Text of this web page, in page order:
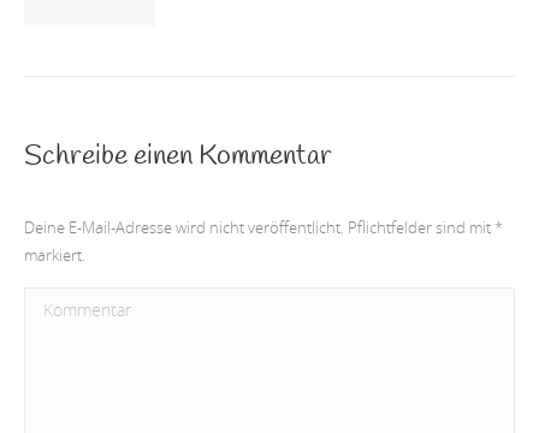
Schreibe einen Kommentar
Deine E-Mail-Adresse wird nicht veröffentlicht. Pflichtfelder sind mit*
markiert.
Kommentar